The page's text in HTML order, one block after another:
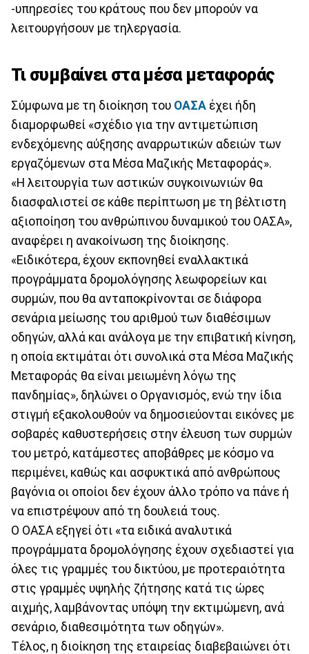
-υπηρεσίες του κράτους που δεν μπορούν να
λειτουργήσουν με τηλεργασία.
Τι συμβαίνει στα μέσα μεταφοράς
Σύμφωνα με τη διοίκηση του ΟΑΣΑ έχει ήδη
διαμορφωθεί «σχέδιο για την αντιμετώπιση
ενδεχόμενης αύξησης αναρρωτικών αδειών των
εργαζόμενων στα Μέσα Μαζικής Μεταφοράς».
«Η λειτουργία των αστικών συγκοινωνιών θα
διασφαλιστεί σε κάθε περίπτωση με τη βέλτιστη
αξιοποίηση του ανθρώπινου δυναμικού του ΟΑΣΑ»,
αναφέρει η ανακοίνωση της διοίκησης.
«Ειδικότερα, έχουν εκπονηθεί εναλλακτικά
προγράμματα δρομολόγησης λεωφορείων και
συρμών, που θα ανταποκρίνονται σε διάφορα
σενάρια μείωσης του αριθμού των διαθέσιμων
οδηγών, αλλά και ανάλογα με την επιβατική κίνηση,
η οποία εκτιμάται ότι συνολικά στα Μέσα Μαζικής
Μεταφοράς θα είναι μειωμένη λόγω της
πανδημίας», δηλώνει ο Οργανισμός, ενώ την ίδια
στιγμή εξακολουθούν να δημοσιεύονται εικόνες με
σοβαρές καθυστερήσεις στην έλευση των συρμών
του μετρό, κατάμεστες αποβάθρες με κόσμο να
περιμένει, καθώς και ασφυκτικά από ανθρώπους
βαγόνια οι οποίοι δεν έχουν άλλο τρόπο να πάνε ή
να επιστρέψουν από τη δουλειά τους.
Ο ΟΑΣΑ εξηγεί ότι «τα ειδικά αναλυτικά
προγράμματα δρομολόγησης έχουν σχεδιαστεί για
όλες τις γραμμές του δικτύου, με προτεραιότητα
στις γραμμές υψηλής ζήτησης κατά τις ώρες
αιχμής, λαμβάνοντας υπόψη την εκτιμώμενη, ανά
σενάριο, διαθεσιμότητα των οδηγών».
Τέλος, η διοίκηση της εταιρείας διαβεβαιώνει ότι